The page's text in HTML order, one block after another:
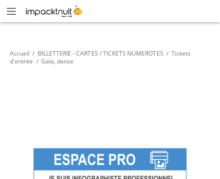
Accueil / BILLETTERIE - CARTES / TICKETS NUMEROTES / Tickets
d'entrée / Gala, danse